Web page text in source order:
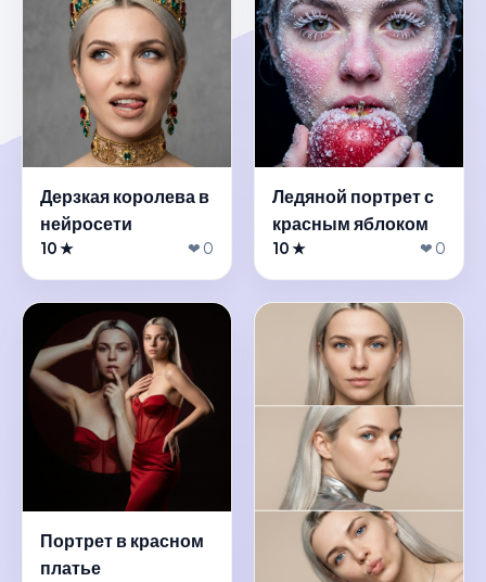
Дерзкая королева в
нейросети
10 ★ ❤ 0
Ледяной портрет с
красным яблоком
10 ★ ❤ 0
Портрет в красном
платье